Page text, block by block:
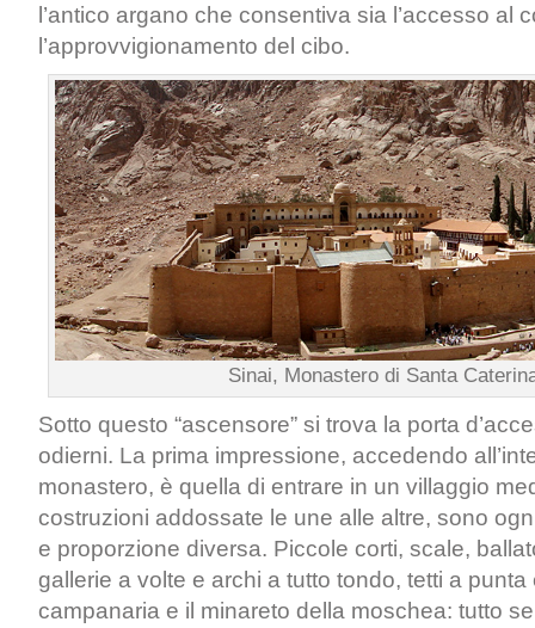
l’antico argano che consentiva sia l’accesso al
l’approvvigionamento del cibo.
Sinai, Monastero di Santa
Sotto questo “ascensore” si trova la porta
odierni. La prima impressione, accedendo
monastero, è quella di entrare in un villaggio
costruzioni addossate le une alle altre, sono
e proporzione diversa. Piccole corti, scale,
gallerie a volte e archi a tutto tondo, tetti a punta
campanaria e il minareto della moschea: tutto